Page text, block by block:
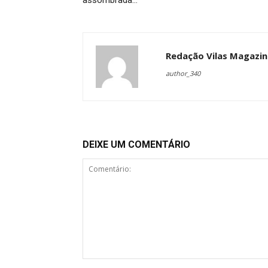
Redação Vilas
author_340
DEIXE UM COMENTÁRIO